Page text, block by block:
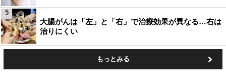
大腸がんは「左」と「右」で治療効果が異なる…右は
治りにくい
5
もっとみる